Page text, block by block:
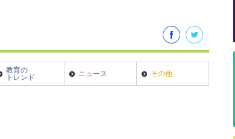
教育の
トレンド
ニュース その他